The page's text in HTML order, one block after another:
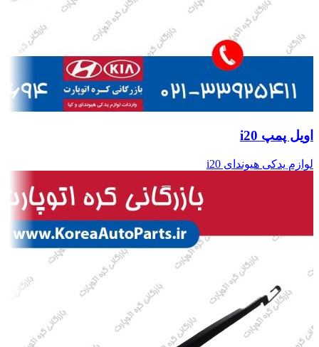
اویل پمپ i20
لوازم یدکی هیوندای i20